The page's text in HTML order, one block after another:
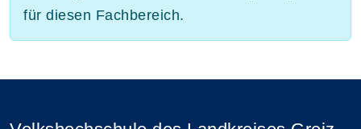
für diesen Fachbereich.